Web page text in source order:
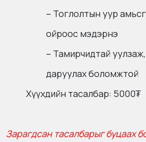
– Тоглолтын уур
ойроос мэдэрнэ
– Тамирчидтай
даруулах боломжтой
Хүүхдийн тасалбар: 5000₮
Зарагдсан тасалбарыг буцаах